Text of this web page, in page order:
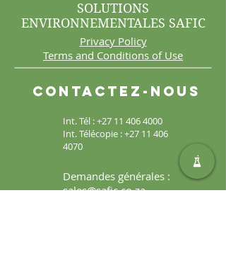
Int. Tél :+27 11 406 4000
Int. Télécopie :+27 11 406
4070
Contactez-nous
Demandes générales :
sales@safic.co.za
SOLUTIONS
ENVIRONNEMENTALES SAFIC
Privacy Policy
Terms and Conditions of Use